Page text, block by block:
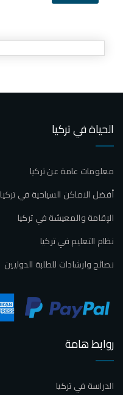
الحياة في تركيا
معلومات عامة عن تركيا
أفضل الاماكن السياحية في تركيا
الإقامة والمعيشة في تركيا
نظام التعليم في تركيا
نصائح وارشادات للطلبة الدوليين
روابط هامة
الدراسة في تركيا